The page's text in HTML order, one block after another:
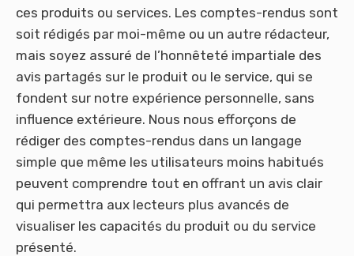
ces produits ou services. Les comptes-rendus sont
soit rédigés par moi-même ou un autre rédacteur,
mais soyez assuré de l’honnêteté impartiale des
avis partagés sur le produit ou le service, qui se
fondent sur notre expérience personnelle, sans
influence extérieure. Nous nous efforçons de
rédiger des comptes-rendus dans un langage
simple que même les utilisateurs moins habitués
peuvent comprendre tout en offrant un avis clair
qui permettra aux lecteurs plus avancés de
visualiser les capacités du produit ou du service
présenté.